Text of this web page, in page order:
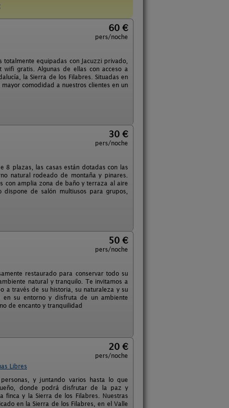
60 €
pers/noche
equipadas con Jacuzzi privado,
wifi gratis. Algunas de ellas con acceso a
la Sierra de los Filabres. Situadas en
comodidad a nuestros clientes en un
30 €
pers/noche
plazas, las casas están dotadas con las
natural rodeado de montaña y pinares.
con amplia zona de baño y terraza al aire
de salón multiusos para grupos,
50 €
pers/noche
restaurado para conservar todo su
natural y tranquilo. Te invitamos a
a través de su historia, su naturaleza y su
su entorno y disfruta de un ambiente
de encanto y tranquilidad
20 €
pers/noche
Libres
y juntando varios hasta lo que
donde podrá disfrutar de la paz y
finca y la Sierra de los Filabres. Nuestras
en la Sierra de los Filabres, en el Valle